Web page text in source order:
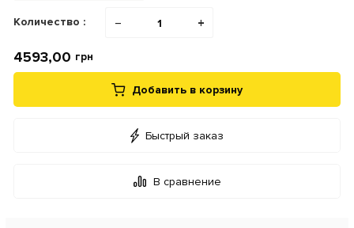
Количество : − +
4593,00 грн
Добавить в корзину
Быстрый заказ
В сравнение